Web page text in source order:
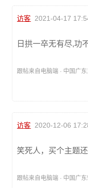
访客 2021-04-17
日拱一卒无有尽,功
跟帖来自电脑端 · 中国广
访客 2020-12-06
笑死人，买个主题
跟帖来自电脑端 · 中国广